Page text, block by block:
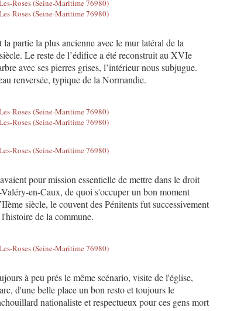
partie la plus ancienne avec le mur latéral de la
Le reste de l’édifice a été reconstruit au XVIe
avec ses pierres grises, l’intérieur nous subjugue.
renversée, typique de la Normandie.
pour mission essentielle de mettre dans le droit
en-Caux, de quoi s'occuper un bon moment
siècle, le couvent des Pénitents fut successivement
de la commune.
à peu prés le même scénario, visite de l'église,
d'une belle place un bon resto et toujours le
nationaliste et respectueux pour ces gens mort